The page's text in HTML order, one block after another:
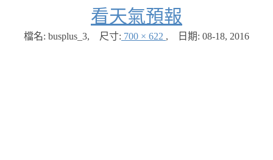
看天氣預報
檔名: busplus_3, 尺寸: 700 × 622 , 日期: 08-18, 2016